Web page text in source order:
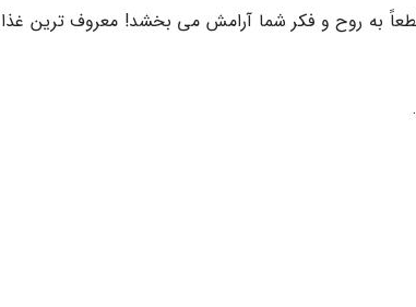
قطعاً به روح و فکر شما آرامش می بخشد! معروف ترین غذا